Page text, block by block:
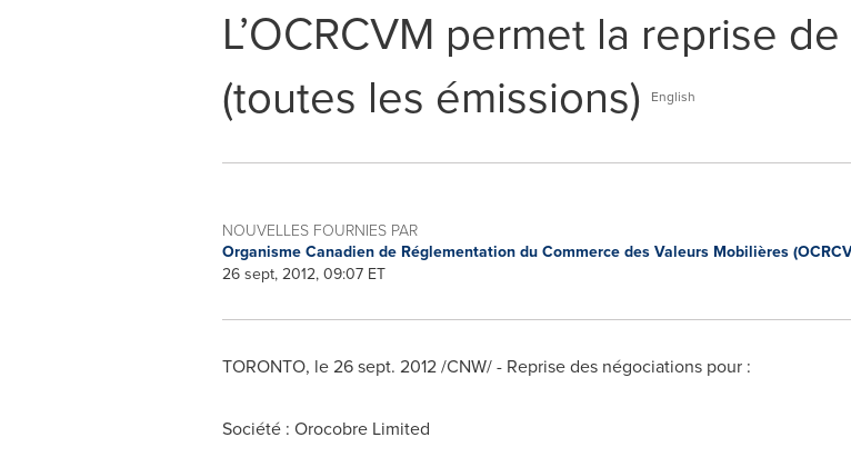
L’OCRCVM permet la reprise
(toutes les émissions)
English
NOUVELLES FOURNIES PAR
Organisme Canadien de Réglementation du Commerce des Valeurs Mobilières
26 sept, 2012, 09:07 ET
TORONTO, le26 sept. 2012/CNW/ - Reprise des négociations pour :
Société : Orocobre Limited